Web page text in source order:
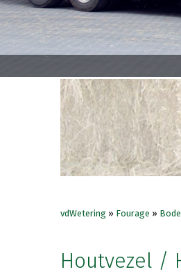
vdWetering » Fourage »
Houtvezel /